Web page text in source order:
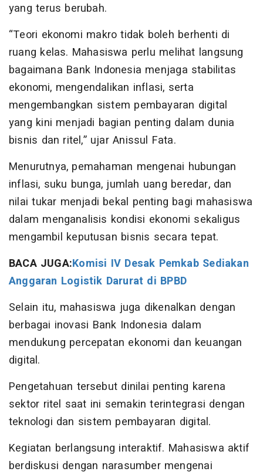
yang terus berubah.
“Teori ekonomi makro tidak boleh berhenti di
ruang kelas. Mahasiswa perlu melihat langsung
bagaimana Bank Indonesia menjaga stabilitas
ekonomi, mengendalikan inflasi, serta
mengembangkan sistem pembayaran digital
yang kini menjadi bagian penting dalam dunia
bisnis dan ritel,” ujar Anissul Fata.
Menurutnya, pemahaman mengenai hubungan
inflasi, suku bunga, jumlah uang beredar, dan
nilai tukar menjadi bekal penting bagi mahasiswa
dalam menganalisis kondisi ekonomi sekaligus
mengambil keputusan bisnis secara tepat.
BACA JUGA:Komisi IV Desak Pemkab Sediakan
Anggaran Logistik Darurat di BPBD
Selain itu, mahasiswa juga dikenalkan dengan
berbagai inovasi Bank Indonesia dalam
mendukung percepatan ekonomi dan keuangan
digital.
Pengetahuan tersebut dinilai penting karena
sektor ritel saat ini semakin terintegrasi dengan
teknologi dan sistem pembayaran digital.
Kegiatan berlangsung interaktif. Mahasiswa aktif
berdiskusi dengan narasumber mengenai